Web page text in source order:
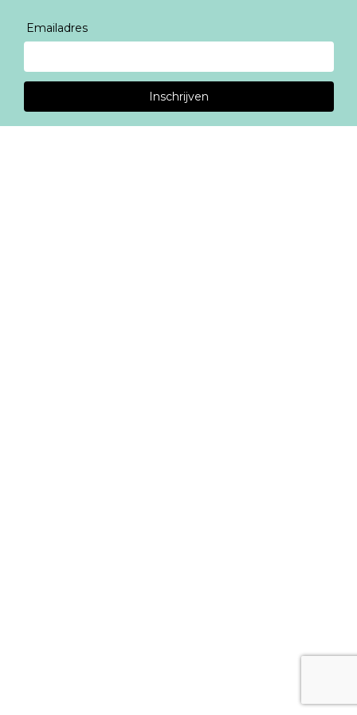
Emailadres
Inschrijven